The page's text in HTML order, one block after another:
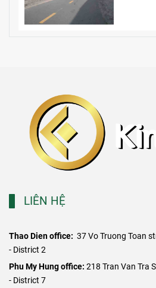
LIÊN HỆ
Thao Dien office: 37 Vo Truong Toan
- District 2
​Phu My Hung office: 218 Tran Van Tra
- District 7